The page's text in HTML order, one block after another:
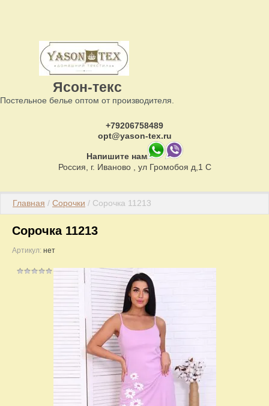
Ясон-текс
Постельное белье оптом от производителя.
+79206758489
opt@yason-tex.ru
Напишите нам
Россия, г. Иваново , ул Громобоя д,1 С
Главная / Сорочки / Сорочка 11213
Сорочка 11213
Артикул: нет